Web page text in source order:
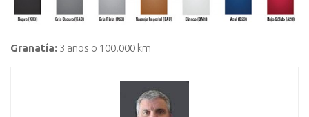
Granatía: 3 años o 100.000 km